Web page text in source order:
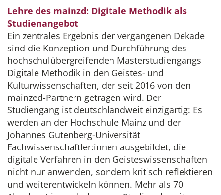
Lehre des mainzd: Digitale Methodik als
Studienangebot
Ein zentrales Ergebnis der vergangenen Dekade
sind die Konzeption und Durchführung des
hochschulübergreifenden Masterstudiengangs
Digitale Methodik in den Geistes- und
Kulturwissenschaften, der seit 2016 von den
mainzed-Partnern getragen wird. Der
Studiengang ist deutschlandweit einzigartig: Es
werden an der Hochschule Mainz und der
Johannes Gutenberg-Universität
Fachwissenschaftler:innen ausgebildet, die
digitale Verfahren in den Geisteswissenschaften
nicht nur anwenden, sondern kritisch reflektieren
und weiterentwickeln können. Mehr als 70